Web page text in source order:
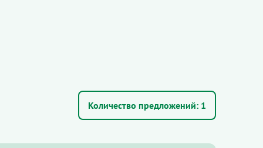
Количество предложений: 1